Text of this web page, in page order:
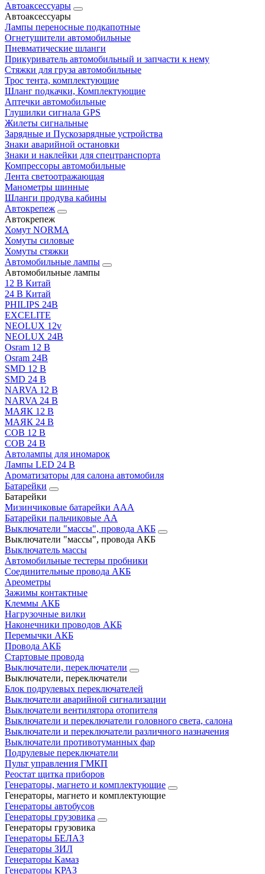
Автоаксессуары
Автоаксессуары
Лампы переносные подкапотные
Огнетушители автомобильные
Пневматические шланги
Прикуриватель автомобильный и запчасти к нему
Стяжки для груза автомобильные
Трос тента, комплектующие
Шланг подкачки, Комплектующие
Аптечки автомобильные
Глушилки сигнала GPS
Жилеты сигнальные
Зарядные и Пускозарядные устройства
Знаки аварийной остановки
Знаки и наклейки для спецтранспорта
Компрессоры автомобильные
Лента светоотражающая
Манометры шинные
Шланги продува кабины
Автокрепеж
Автокрепеж
Хомут NORMA
Хомуты силовые
Хомуты стяжки
Автомобильные лампы
Автомобильные лампы
12 В Китай
24 В Китай
PHILIPS 24В
EXCELITE
NEOLUX 12v
NEOLUX 24В
Osram 12 В
Osram 24В
SMD 12 В
SMD 24 В
NARVA 12 В
NARVA 24 В
МАЯК 12 В
МАЯК 24 В
COB 12 В
COB 24 В
Автолампы для иномарок
Лампы LED 24 B
Ароматизаторы для салона автомобиля
Батарейки
Батарейки
Мизинчиковые батарейки AAA
Батарейки пальчиковые АА
Выключатели "массы", провода АКБ
Выключатели "массы", провода АКБ
Выключатель массы
Автомобильные тестеры пробники
Соединительные провода АКБ
Ареометры
Зажимы контактные
Клеммы АКБ
Нагрузочные вилки
Наконечники проводов АКБ
Перемычки АКБ
Провода АКБ
Стартовые провода
Выключатели, переключатели
Выключатели, переключатели
Блок подрулевых переключателей
Выключатели аварийной сигнализации
Выключатели вентилятора отопителя
Выключатели и переключатели головного света, салона
Выключатели и переключатели различного назначения
Выключатели противотуманных фар
Подрулевые переключатели
Пульт управления ГМКП
Реостат щитка приборов
Генераторы, магнето и комплектующие
Генераторы, магнето и комплектующие
Генераторы автобусов
Генераторы грузовика
Генераторы грузовика
Генераторы БЕЛАЗ
Генераторы ЗИЛ
Генераторы Камаз
Генераторы КРАЗ